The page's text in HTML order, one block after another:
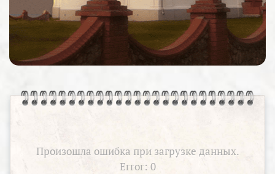
Произошла ошибка при загрузке данных.
Error: 0